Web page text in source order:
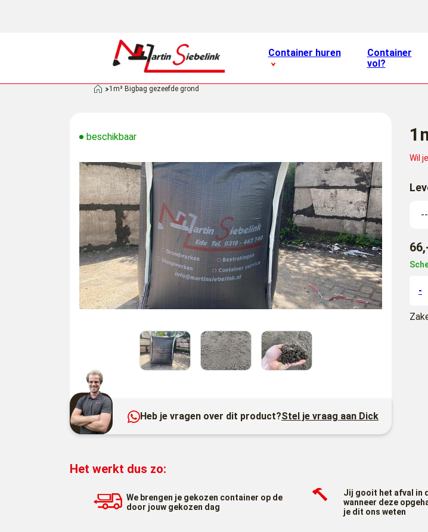
Container huren
Container
vol?
1m³ Bigbag gezeefde grond
beschikbaar
Heb je vragen over dit product?Stel je vraag aan Dick
Wil
-
Het werkt dus zo:
We brengen je gekozen container op de
door jouw gekozen dag
Jij gooit het afval in
wanneer deze
je dit ons weten